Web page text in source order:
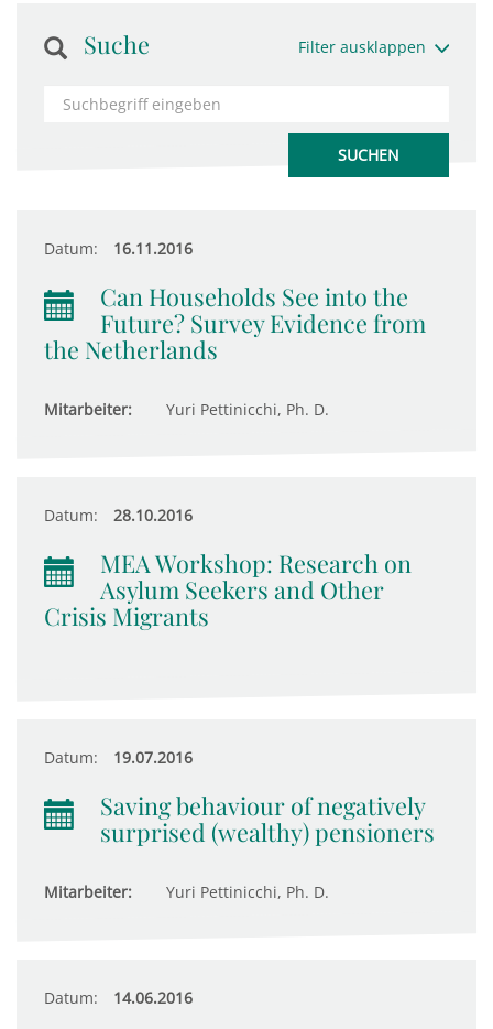
Suche Filter ausklappen
Datum: 16.11.2016
Can Households See into the
Future? Survey Evidence from
the Netherlands
Mitarbeiter: Yuri Pettinicchi, Ph. D.
Datum: 28.10.2016
MEA Workshop: Research on
Asylum Seekers and Other
Crisis Migrants
Datum: 19.07.2016
Saving behaviour of negatively
surprised (wealthy) pensioners
Mitarbeiter: Yuri Pettinicchi, Ph. D.
Datum: 14.06.2016